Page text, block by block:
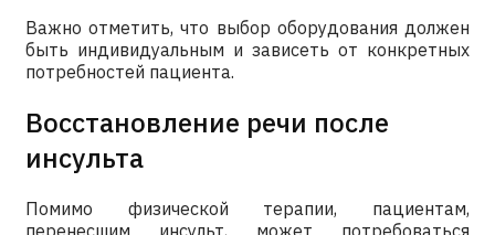
Важно отметить, что выбор оборудования должен
быть индивидуальным и зависеть от конкретных
потребностей пациента.
Восстановление речи после
инсульта
Помимо физической терапии, пациентам,
перенесшим инсульт, может потребоваться